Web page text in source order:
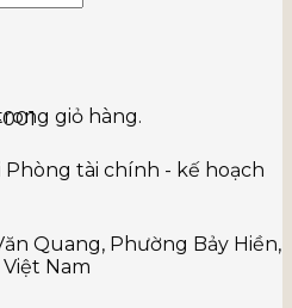
giỏ hàng.
Phòng tài chính - kế hoạch
Quang, Phường Bảy Hiền,
Nam